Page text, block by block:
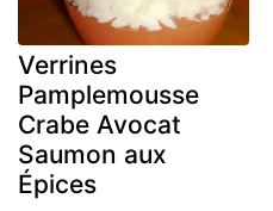
Verrines
Pamplemousse
Crabe Avocat
Saumon aux
Épices